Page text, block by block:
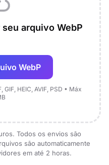
arquivo WebP
WebP
HEIC, AVIF, PSD • Máx
Todos os envios são
são automaticamente
em até 2 horas.